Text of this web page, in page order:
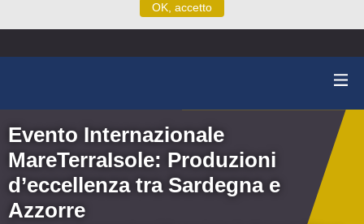
OK, accetto
Evento Internazionale
MareTerraIsole: Produzioni
d’eccellenza tra Sardegna e
Azzorre